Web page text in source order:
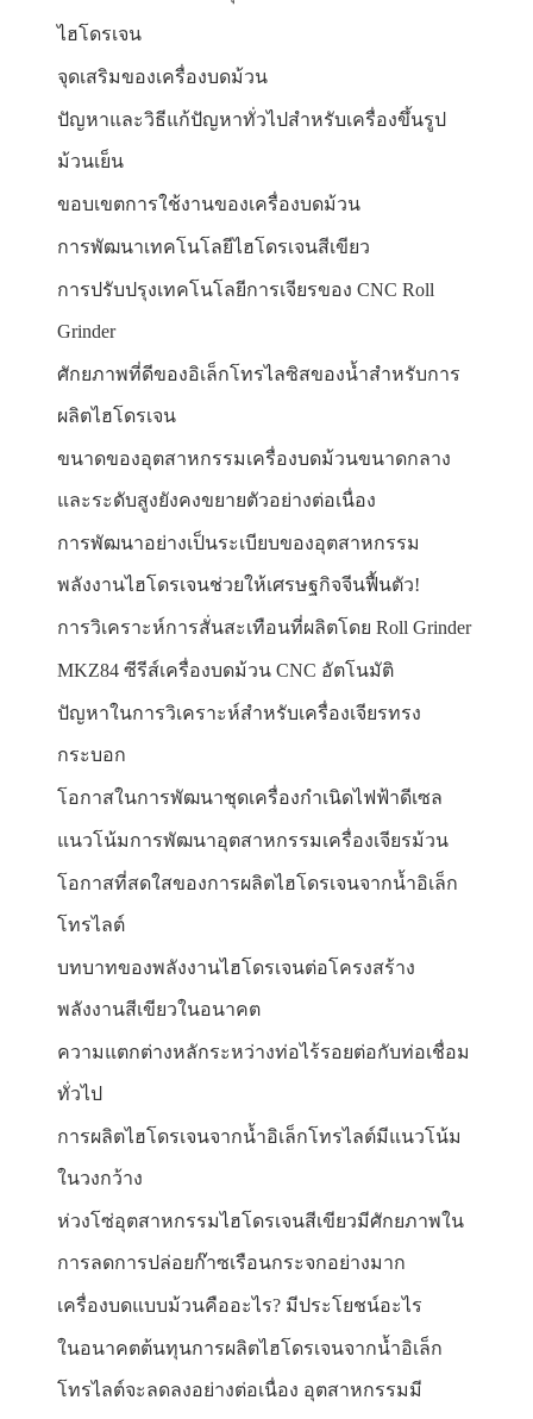
ไฮโดรเจน
จุดเสริมของเครื่องบดม้วน
ปัญหาและวิธีแก้ปัญหาทั่วไปสำหรับเครื่องขึ้นรูป
ม้วนเย็น
ขอบเขตการใช้งานของเครื่องบดม้วน
การพัฒนาเทคโนโลยีไฮโดรเจนสีเขียว
การปรับปรุงเทคโนโลยีการเจียรของ CNC Roll
Grinder
ศักยภาพที่ดีของอิเล็กโทรไลซิสของน้ำสำหรับการ
ผลิตไฮโดรเจน
ขนาดของอุตสาหกรรมเครื่องบดม้วนขนาดกลาง
และระดับสูงยังคงขยายตัวอย่างต่อเนื่อง
การพัฒนาอย่างเป็นระเบียบของอุตสาหกรรม
พลังงานไฮโดรเจนช่วยให้เศรษฐกิจจีนฟื้นตัว!
การวิเคราะห์การสั่นสะเทือนที่ผลิตโดย Roll Grinder
MKZ84 ซีรีส์เครื่องบดม้วน CNC อัตโนมัติ
ปัญหาในการวิเคราะห์สำหรับเครื่องเจียรทรง
กระบอก
โอกาสในการพัฒนาชุดเครื่องกำเนิดไฟฟ้าดีเซล
แนวโน้มการพัฒนาอุตสาหกรรมเครื่องเจียรม้วน
โอกาสที่สดใสของการผลิตไฮโดรเจนจากน้ำอิเล็ก
โทรไลต์
บทบาทของพลังงานไฮโดรเจนต่อโครงสร้าง
พลังงานสีเขียวในอนาคต
ความแตกต่างหลักระหว่างท่อไร้รอยต่อกับท่อเชื่อม
ทั่วไป
การผลิตไฮโดรเจนจากน้ำอิเล็กโทรไลต์มีแนวโน้ม
ในวงกว้าง
ห่วงโซ่อุตสาหกรรมไฮโดรเจนสีเขียวมีศักยภาพใน
การลดการปล่อยก๊าซเรือนกระจกอย่างมาก
เครื่องบดแบบม้วนคืออะไร? มีประโยชน์อะไร
ในอนาคตต้นทุนการผลิตไฮโดรเจนจากน้ำอิเล็ก
โทรไลต์จะลดลงอย่างต่อเนื่อง อุตสาหกรรมมี